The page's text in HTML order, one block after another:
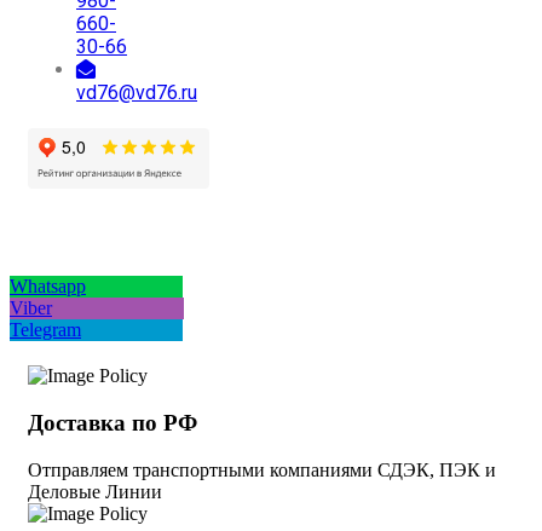
660-
30-66
vd76@vd76.ru
Whatsapp
Viber
Telegram
Доставка по РФ
Отправляем транспортными компаниями СДЭК, ПЭК и
Деловые Линии